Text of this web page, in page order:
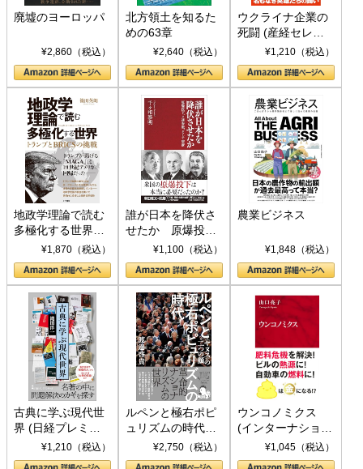
廃墟のヨーロッパ
¥2,860（税込）
北方領土を知るた
めの63章
¥2,640（税込）
ウクライナ企業の
死闘 (産経セレク
ト S 039)¥1,210（税込）
地政学理論で読む
多極化する世界：
トランプとBRICS
の挑戦
¥1,870（税込）
誰が日本を降伏さ
せたか 原爆投
下、ソ連参戦、そ
して聖断 (PHP新
書)
¥1,100（税込）
農業ビジネス
¥1,848（税込）
古典に学ぶ現代世
界 (日経プレミア
シリーズ)¥1,210（税込）
ルペンと極右ポピ
ュリズムの時代：
〈ヤヌス〉の二つ
の顔
¥2,750（税込）
ウンコノミクス
(インターナショナ
ル新書)¥1,045（税込）